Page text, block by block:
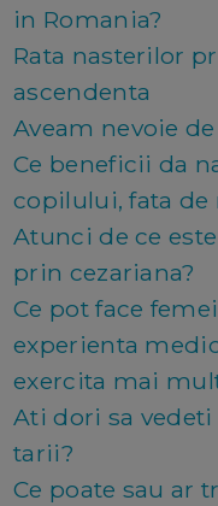
in Romania?
Rata nasterilor
ascendenta
Aveam nevoie
Ce beneficii da
copilului, fata de
Atunci de ce
prin cezariana?
Ce pot face
experienta
exercita mai
Ati dori sa
tarii?
Ce poate sau ar